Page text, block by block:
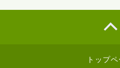
トップ